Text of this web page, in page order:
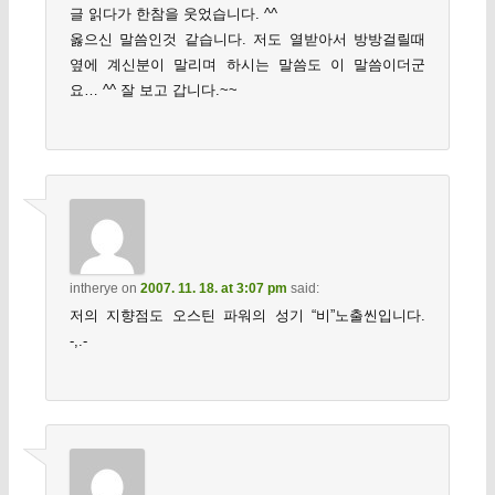
글 읽다가 한참을 웃었습니다. ^^
옳으신 말씀인것 같습니다. 저도 열받아서 방방걸릴때
옆에 계신분이 말리며 하시는 말씀도 이 말씀이더군
요… ^^ 잘 보고 갑니다.~~
intherye on 2007. 11. 18. at 3:07 pm said:
저의 지향점도 오스틴 파워의 성기 “비”노출씬입니다.
-,.-